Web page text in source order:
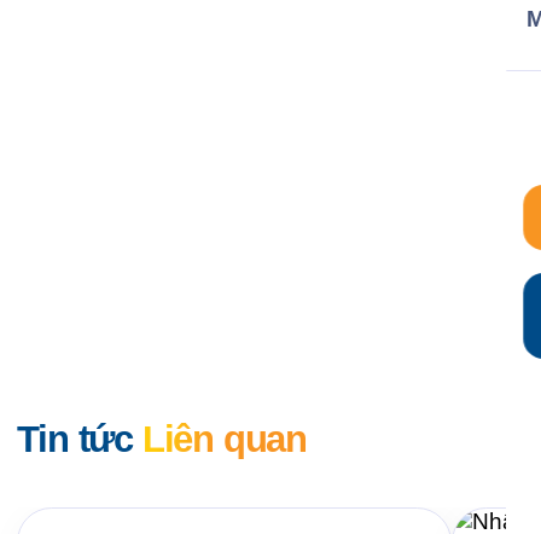
Tin tức Liên quan